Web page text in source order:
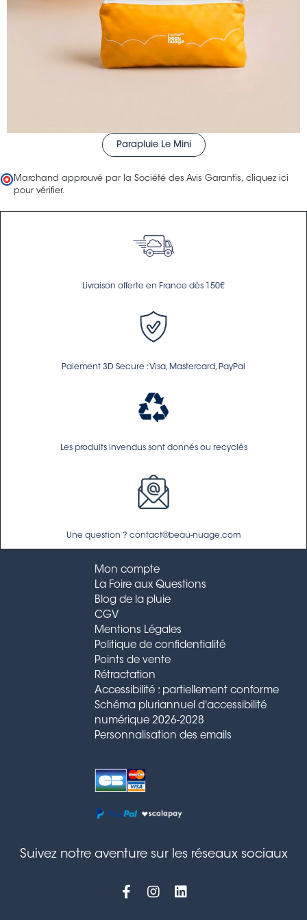
Parapluie Le Mini
Marchand approuvé par la Société des Avis Garantis, cliquez ici
pour vérifier.
Livraison offerte en France dès 150€
Paiement 3D Secure : Visa, Mastercard, PayPal
Les produits invendus sont donnés ou recyclés
Une question ? contact@beau-nuage.com
Suivez notre aventure sur les réseaux sociaux
Mon compte
La Foire aux Questions
Blog de la pluie
CGV
Mentions Légales
Politique de confidentialité
Points de vente
Rétractation
Accessibilité : partiellement conforme
Schéma pluriannuel d'accessibilité
numérique 2026-2028
Personnalisation des emails